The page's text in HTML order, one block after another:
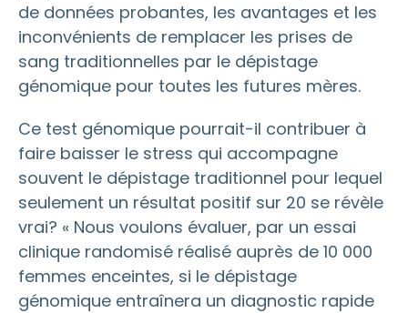
de données probantes, les avantages et les
inconvénients de remplacer les prises de
sang traditionnelles par le dépistage
génomique pour toutes les futures mères.
Ce test génomique pourrait-il contribuer à
faire baisser le stress qui accompagne
souvent le dépistage traditionnel pour lequel
seulement un résultat positif sur 20 se révèle
vrai? « Nous voulons évaluer, par un essai
clinique randomisé réalisé auprès de 10 000
femmes enceintes, si le dépistage
génomique entraînera un diagnostic rapide